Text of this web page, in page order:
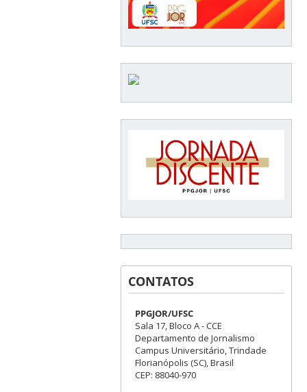
CONTATOS
PPGJOR/UFSC
Sala 17, Bloco A - CCE
Departamento de Jornalismo
Campus Universitário, Trindade
Florianópolis (SC), Brasil
CEP: 88040-970